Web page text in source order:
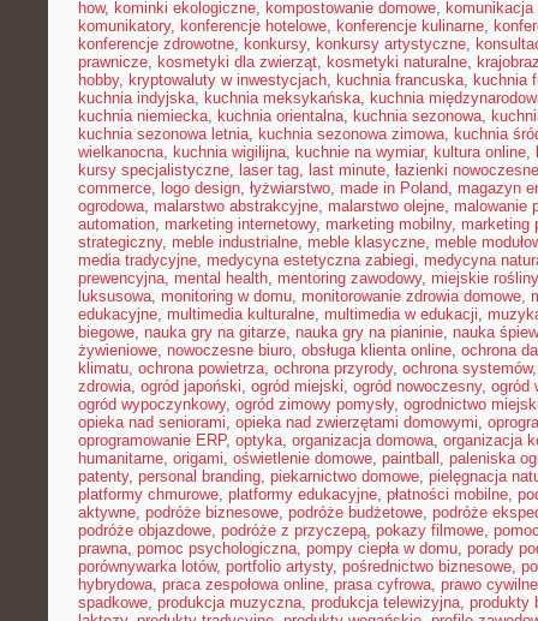
how, kominki ekologiczne, kompostowanie domowe, komunikacja
komunikatory, konferencje hotelowe, konferencje kulinarne,
konferencje zdrowotne, konkursy, konkursy artystyczne,
prawnicze, kosmetyki dla zwierząt, kosmetyki naturalne,
hobby, kryptowaluty w inwestycjach, kuchnia francuska, kuchnia
kuchnia indyjska, kuchnia meksykańska, kuchnia
kuchnia niemiecka, kuchnia orientalna, kuchnia sezonowa,
kuchnia sezonowa letnia, kuchnia sezonowa zimowa, kuchnia
wielkanocna, kuchnia wigilijna, kuchnie na wymiar, kultura online,
kursy specjalistyczne, laser tag, last minute, łazienki nowoczesne
commerce, logo design, łyżwiarstwo, made in Poland, magazyn
ogrodowa, malarstwo abstrakcyjne, malarstwo olejne, malowanie
automation, marketing internetowy, marketing mobilny, marketing
strategiczny, meble industrialne, meble klasyczne, meble
media tradycyjne, medycyna estetyczna zabiegi, medycyna
prewencyjna, mental health, mentoring zawodowy, miejskie rośliny
luksusowa, monitoring w domu, monitorowanie zdrowia domowe,
edukacyjne, multimedia kulturalne, multimedia w edukacji,
biegowe, nauka gry na gitarze, nauka gry na pianinie, nauka
żywieniowe, nowoczesne biuro, obsługa klienta online, ochrona
klimatu, ochrona powietrza, ochrona przyrody, ochrona systemów
zdrowia, ogród japoński, ogród miejski, ogród nowoczesny, ogród
ogród wypoczynkowy, ogród zimowy pomysły, ogrodnictwo
opieka nad seniorami, opieka nad zwierzętami domowymi,
oprogramowanie ERP, optyka, organizacja domowa, organizacja
humanitarne, origami, oświetlenie domowe, paintball , paleniska
patenty, personal branding, piekarnictwo domowe, pielęgnacja
platformy chmurowe, platformy edukacyjne, płatności mobilne,
aktywne, podróże biznesowe, podróże budżetowe, podróże
podróże objazdowe, podróże z przyczepą, pokazy filmowe,
prawna, pomoc psychologiczna, pompy ciepła w domu, porady
porównywarka lotów, portfolio artysty, pośrednictwo biznesowe,
hybrydowa, praca zespołowa online, prasa cyfrowa, prawo
spadkowe, produkcja muzyczna, produkcja telewizyjna, produkty